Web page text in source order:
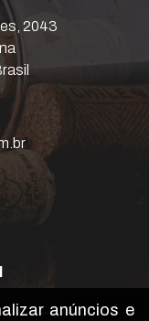
2043
anúncios e